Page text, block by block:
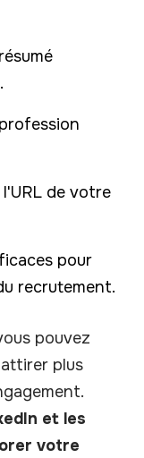
de votre
pour
recrutement.
pouvez
plus
et les
votre